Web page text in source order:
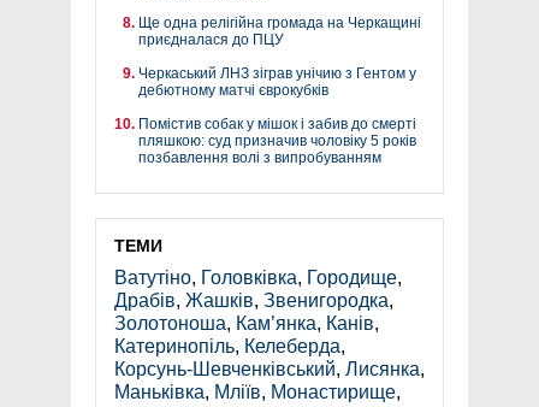
Ще одна релігійна громада на Черкащині
приєдналася до ПЦУ
Черкаський ЛНЗ зіграв унічию з Гентом у
дебютному матчі єврокубків
Помістив собак у мішок і забив до смерті
пляшкою: суд призначив чоловіку 5 років
позбавлення волі з випробуванням
ТЕМИ
Ватутіно, Головківка, Городище,
Драбів, Жашків, Звенигородка,
Золотоноша, Кам’янка, Канів,
Катеринопіль, Келеберда,
Корсунь-Шевченківський, Лисянка,
Маньківка, Мліїв, Монастирище,